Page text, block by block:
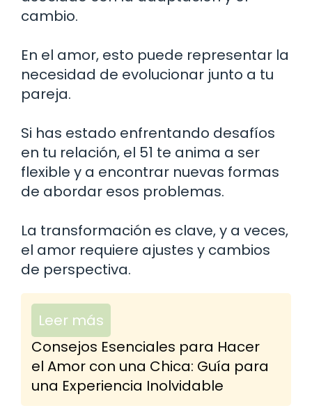
cambio.
En el amor, esto puede representar la
necesidad de evolucionar junto a tu
pareja.
Si has estado enfrentando desafíos
en tu relación, el 51 te anima a ser
flexible y a encontrar nuevas formas
de abordar esos problemas.
La transformación es clave, y a veces,
el amor requiere ajustes y cambios
de perspectiva.
Leer más
Consejos Esenciales para Hacer
el Amor con una Chica: Guía para
una Experiencia Inolvidable